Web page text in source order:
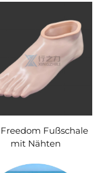
Freedom Fußschale
mit Nähten